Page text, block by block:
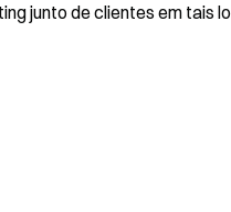
junto de clientes em tais